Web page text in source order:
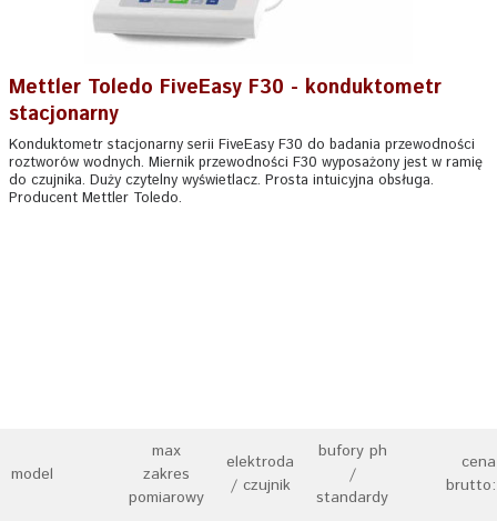
Mettler Toledo FiveEasy F30 - konduktometr
stacjonarny
Konduktometr stacjonarny serii FiveEasy F30 do badania przewodności
roztworów wodnych. Miernik przewodności F30 wyposażony jest w ramię
do czujnika. Duży czytelny wyświetlacz. Prosta intuicyjna obsługa.
Producent Mettler Toledo.
model
max
zakres
pomiarowy
elektroda
/ czujnik
bufory ph
/
standardy
cena
brutto: